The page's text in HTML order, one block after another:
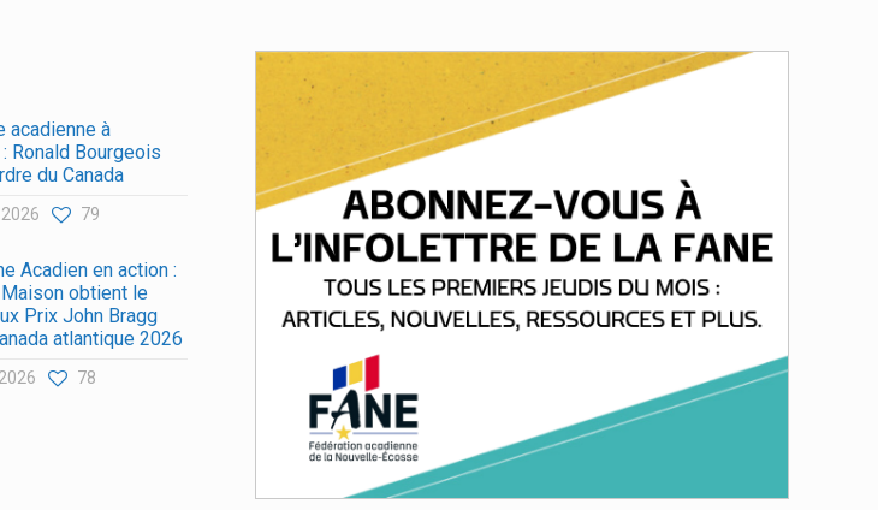
acadienne à
: Ronald Bourgeois
du Canada
79
Acadien en action :
obtient le
Prix John Bragg
atlantique 2026
78